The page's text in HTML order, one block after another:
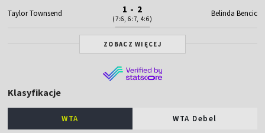
Taylor Townsend 1 - 2
(7:6, 6:7, 4:6)
Belinda Bencic
ZOBACZ WIĘCEJ
Klasyfikacje
WTA WTA Debel